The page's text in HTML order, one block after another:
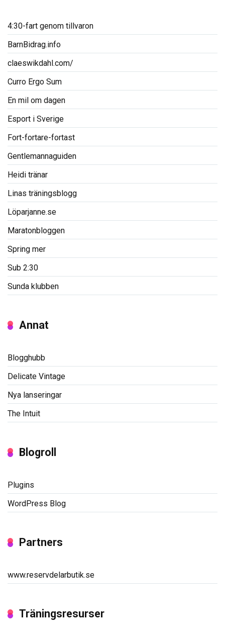
4:30-fart genom tillvaron
BarnBidrag.info
claeswikdahl.com/
Curro Ergo Sum
En mil om dagen
Esport i Sverige
Fort-fortare-fortast
Gentlemannaguiden
Heidi tränar
Linas träningsblogg
Löparjanne.se
Maratonbloggen
Spring mer
Sub 2:30
Sunda klubben
Annat
Blogghubb
Delicate Vintage
Nya lanseringar
The Intuit
Blogroll
Plugins
WordPress Blog
Partners
www.reservdelarbutik.se
Träningsresurser